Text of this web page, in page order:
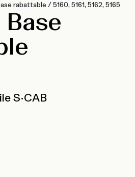
rabattable /5160, 5161, 5162, 5165
S•CAB